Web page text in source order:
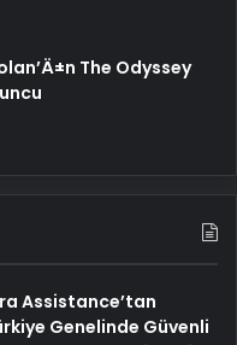
The Odyssey
Assistance’tan
Genelinde Güvenli